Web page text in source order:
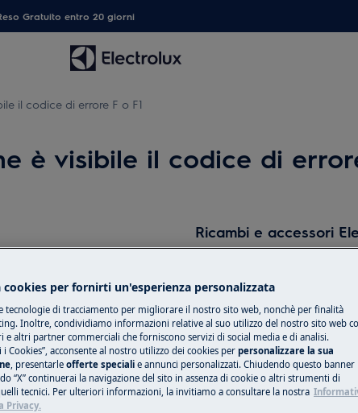
Gratuito entro 20 giorni
il codice di errore F o F1
è visibile il codice di
cottura a induzione
cottura a induzione
Ricambi e accessori
Compra ricambi,
il tuo elettrodomestico e
tua.
Shop online
per fornirti un'esperienza personalizzata
tecnologie di tracciamento per migliorare il nostro sito web, nonchè per finalità
Inoltre, condividiamo informazioni relative al suo utilizzo del nostro sito web
altri partner commerciali che forniscono servizi di social media e di analisi.
i Cookies”, acconsente al nostro utilizzo dei cookies per personalizzare la sua
, presentarle offerte speciali e annunci personalizzati. Chiudendo questo banner
“X” continuerai la navigazione del sito in assenza di cookie o altri strumenti di
tecnici. Per ulteriori informazioni, la invitiamo a consultare la nostra
Privacy.